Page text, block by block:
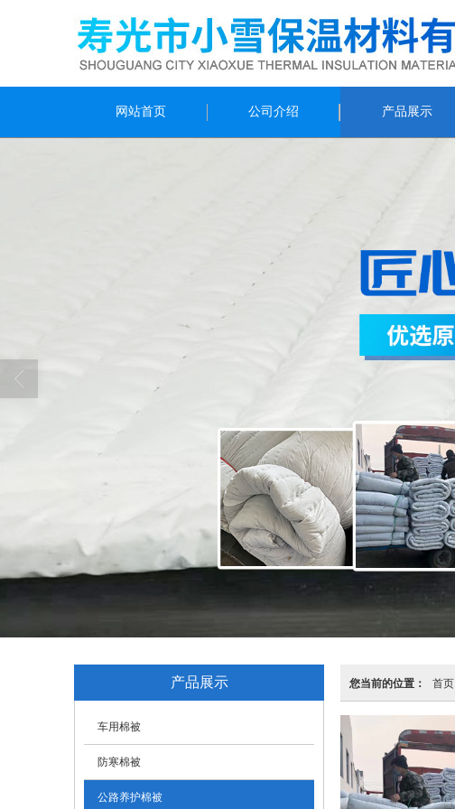
网站首页 公司介绍 产品展示
您当前的位置： 首页
产品展示
车用棉被
防寒棉被
公路养护棉被